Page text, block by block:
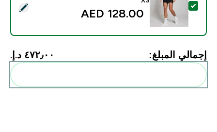
تحديد هذا المنتج - شورت نسائي "MP Training 3 - أسود - XS
128.00 AED‎
إجمالي المبلغ: ٤٧٢٫٠٠ د.إ.‏‎